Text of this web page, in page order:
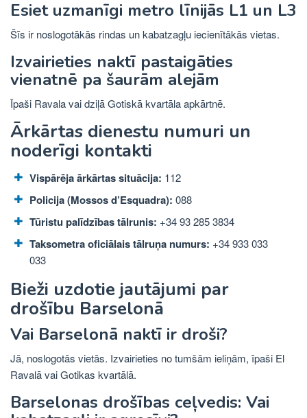
Esiet uzmanīgi metro līnijās L1 un L3
Šīs ir noslogotākās rindas un kabatzagļu iecienītākās vietas.
Izvairieties naktī pastaigāties
vienatnē pa šaurām alejām
Īpaši Ravala vai dziļā Gotiskā kvartāla apkārtnē.
Ārkārtas dienestu numuri un
noderīgi kontakti
Vispārēja ārkārtas situācija: 112
Policija (Mossos d’Esquadra): 088
Tūristu palīdzības tālrunis: +34 93 285 3834
Taksometra oficiālais tālruņa numurs: +34 933 033
033
Bieži uzdotie jautājumi par
drošību Barselonā
Vai Barselonā naktī ir droši?
Jā, noslogotās vietās. Izvairieties no tumšām ieliņām, īpaši El
Ravalā vai Gotikas kvartālā.
Barselonas drošības ceļvedis: Vai